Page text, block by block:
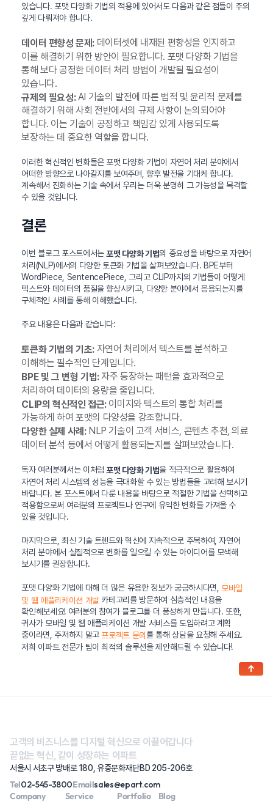
있습니다. 포맷 다양화 기법의 적용에 있어서도 다음과 같은 점들이 주의
깊게 다뤄져야 합니다.
데이터 편향성 문제:데이터셋에 내재된 편향성을 인지하고
이를 해결하기 위한 방안이 필요합니다. 포맷 다양화 기법을
통해 보다 공정한 데이터 처리 방법이 개발될 필요성이
있습니다.
규제의 필요성:AI 기술의 발전에 따른 법적 및 윤리적 문제를
해결하기 위해 사회 전반에서의 규제 사항이 논의되어야
합니다. 이는 기술이 공정하고 책임감 있게 사용되도록
보장하는 데 중요한 역할을 합니다.
이러한 혁신적인 변화들은 포맷 다양화 기법이 자연어 처리 분야에서
어떠한 방향으로 나아갈지를 보여주며, 향후 발전을 기대케 합니다.
계속해서 진화하는 기술 속에서 우리는 더욱 분명히 그 가능성을 목격할
수 있을 것입니다.
결론
이번 블로그 포스트에서는포맷 다양화 기법의 중요성을 바탕으로 자연어
처리(NLP)에서의 다양한 토큰화 기법을 살펴보았습니다. BPE부터
WordPiece, SentencePiece, 그리고 CLIP까지의 기법들이 어떻게
텍스트와 데이터의 품질을 향상시키고, 다양한 분야에서 응용되는지를
구체적인 사례를 통해 이해했습니다.
주요 내용은 다음과 같습니다:
토큰화 기법의 기초:자연어 처리에서 텍스트를 분석하고
이해하는 필수적인 단계입니다.
BPE 및 그 변형 기법:자주 등장하는 패턴을 효과적으로
처리하여 데이터의 용량을 줄입니다.
CLIP의 혁신적인 접근:이미지와 텍스트의 통합 처리를
가능하게 하여 포맷의 다양성을 강조합니다.
다양한 실제 사례:NLP 기술이 고객 서비스, 콘텐츠 추천, 의료
데이터 분석 등에서 어떻게 활용되는지를 살펴보았습니다.
독자 여러분께서는 이처럼 포맷 다양화 기법을 적극적으로 활용하여
자연어 처리 시스템의 성능을 극대화할 수 있는 방법들을 고려해 보시기
바랍니다. 본 포스트에서 다룬 내용을 바탕으로 적절한 기법을 선택하고
적용함으로써 여러분의 프로젝트나 연구에 유익한 변화를 가져올 수
있을 것입니다.
마지막으로, 최신 기술 트렌드와 혁신에 지속적으로 주목하여, 자연어
처리 분야에서 실질적으로 변화를 일으킬 수 있는 아이디어를 모색해
보시기를 권장합니다.
포맷 다양화 기법에 대해 더 많은 유용한 정보가 궁금하시다면,
모바일
및 웹 애플리케이션 개발카테고리를 방문하여 심층적인 내용을
확인해보세요! 여러분의 참여가 블로그를 더 풍성하게 만듭니다. 또한,
귀사가 모바일 및 웹 애플리케이션 개발 서비스를 도입하려고 계획
중이라면, 주저하지 말고 프로젝트 문의 를 통해 상담을 요청해 주세요.
저희 이파트 전문가 팀이 최적의 솔루션을 제안해드릴 수 있습니다!
고객의 비즈니스를 디지털 혁신으로 이끌어갑니다
끝없는 혁신, 같이 성장하는 이파트
서울시 서초구 방배로 180, 유중문화재단BD 205-206호
Tel02-545-3800Emailsales@epart.com
Company
Service Portfolio Blog
↑